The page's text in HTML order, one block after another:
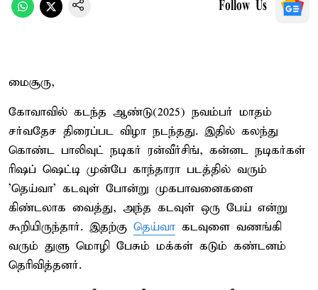
Follow Us
மைசூரு,
கோவாவில் கடந்த ஆண்டு(2025) நவம்பர் மாதம்
சர்வதேச திரைப்பட விழா நடந்தது. இதில் கலந்து
கொண்ட பாலிவுட் நடிகர் ரன்வீர்சிங், கன்னட நடிகர்கள்
ரிஷப் ஷெட்டி முன்பே காந்தாரா படத்தில் வரும்
'தெய்வா' கடவுள் போன்று முகபாவனைகளை
கிண்டலாக வைத்து, அந்த கடவுள் ஒரு பேய் என்று
கூறியிருந்தார். இதற்கு தெய்வா கடவுளை வணங்கி
வரும் துளு மொழி பேசும் மக்கள் கடும் கண்டனம்
தெரிவித்தனர்.